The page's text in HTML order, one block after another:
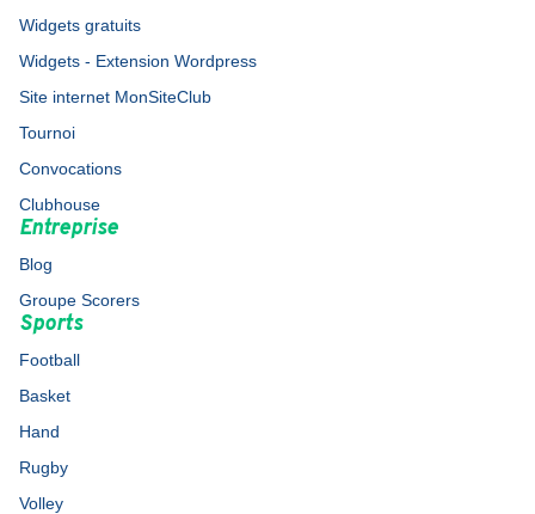
Widgets gratuits
Widgets - Extension Wordpress
Site internet MonSiteClub
Tournoi
Convocations
Clubhouse
Entreprise
Blog
Groupe Scorers
Sports
Football
Basket
Hand
Rugby
Volley